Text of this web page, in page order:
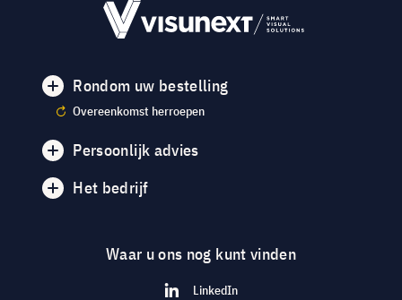
Rondom uw bestelling
Overeenkomst herroepen
Persoonlijk advies
Het bedrijf
Waar u ons nog kunt vinden
LinkedIn